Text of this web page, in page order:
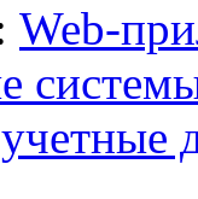
Web-
учетные